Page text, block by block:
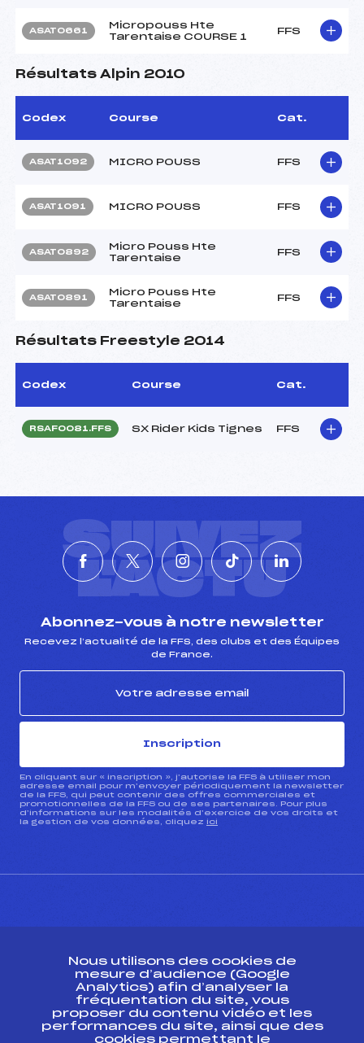
ASAT0661
Micropouss Hte
Tarentaise COURSE 1
FFS
Résultats Alpin 2010
Codex Course Cat.
ASAT1092 MICRO POUSS FFS
ASAT1091 MICRO POUSS FFS
ASAT0892
Micro Pouss Hte
Tarentaise
FFS
ASAT0891
Micro Pouss Hte
Tarentaise
FFS
Résultats Freestyle 2014
Codex Course Cat.
RSAF0081.FFS SX Rider Kids Tignes FFS
SUIVEZ
L'ACTU
Abonnez-vous à notre newsletter
Recevez l’actualité de la FFS, des clubs et des Équipes
de France.
Inscription
En cliquant sur « inscription », j’autorise la FFS à utiliser mon
adresse email pour m’envoyer périodiquement la newsletter
de la FFS, qui peut contenir des offres commerciales et
promotionnelles de la FFS ou de ses partenaires. Pour plus
d’informations sur les modalités d’exercice de vos droits et
la gestion de vos données, cliquez ici
ESPACE PRESSE
Ressources
Pass’Neige
Nous utilisons des cookies de
mesure d’audience (Google
Analytics) afin d’analyser la
fréquentation du site, vous
proposer du contenu vidéo et les
performances du site, ainsi que des
cookies permettant le